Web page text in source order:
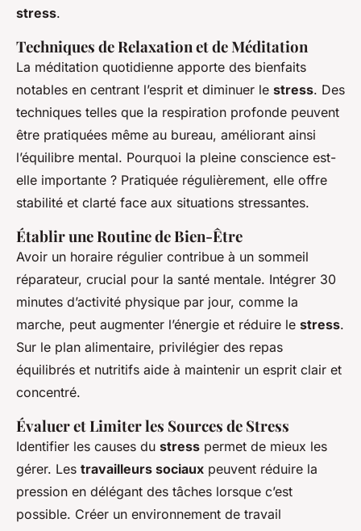
stress.
Techniques de Relaxation et de Méditation
La méditation quotidienne apporte des bienfaits
notables en centrant l’esprit et diminuer le stress. Des
techniques telles que la respiration profonde peuvent
être pratiquées même au bureau, améliorant ainsi
l’équilibre mental. Pourquoi la pleine conscience est-
elle importante ? Pratiquée régulièrement, elle offre
stabilité et clarté face aux situations stressantes.
Établir une Routine de Bien-Être
Avoir un horaire régulier contribue à un sommeil
réparateur, crucial pour la santé mentale. Intégrer 30
minutes d’activité physique par jour, comme la
marche, peut augmenter l’énergie et réduire le stress.
Sur le plan alimentaire, privilégier des repas
équilibrés et nutritifs aide à maintenir un esprit clair et
concentré.
Évaluer et Limiter les Sources de Stress
Identifier les causes du stress permet de mieux les
gérer. Les travailleurs sociaux peuvent réduire la
pression en délégant des tâches lorsque c’est
possible. Créer un environnement de travail